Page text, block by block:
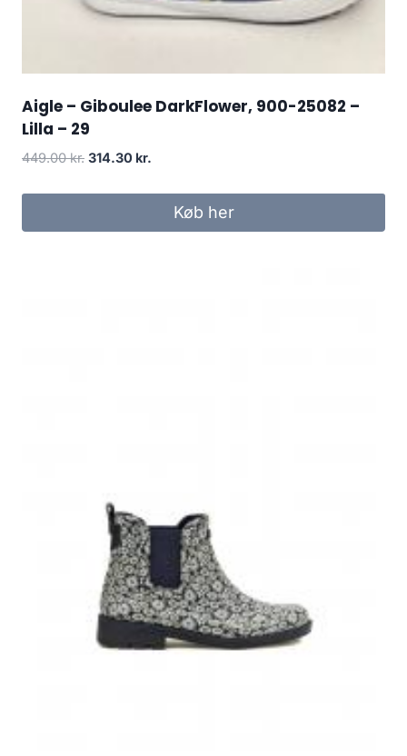
Aigle – Giboulee DarkFlower, 900-25082 –
Lilla – 29
449.00kr. Den
314.30 kr.
Køb her